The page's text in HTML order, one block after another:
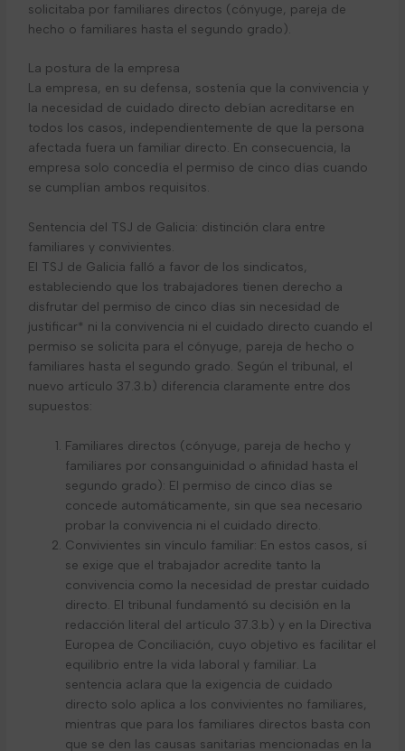
solicitaba por familiares directos (cónyuge, pareja de
hecho o familiares hasta el segundo grado).
La postura de la empresa
La empresa, en su defensa, sostenía que la convivencia y
la necesidad de cuidado directo debían acreditarse en
todos los casos, independientemente de que la persona
afectada fuera un familiar directo. En consecuencia, la
empresa solo concedía el permiso de cinco días cuando
se cumplían ambos requisitos.
Sentencia del TSJ de Galicia: distinción clara entre
familiares y convivientes.
El TSJ de Galicia falló a favor de los sindicatos,
estableciendo que los trabajadores tienen derecho a
disfrutar del permiso de cinco días sin necesidad de
justificar* ni la convivencia ni el cuidado directo cuando el
permiso se solicita para el cónyuge, pareja de hecho o
familiares hasta el segundo grado. Según el tribunal, el
nuevo artículo 37.3.b) diferencia claramente entre dos
supuestos:
Familiares directos (cónyuge, pareja de hecho y
familiares por consanguinidad o afinidad hasta el
segundo grado): El permiso de cinco días se
concede automáticamente, sin que sea necesario
probar la convivencia ni el cuidado directo.
Convivientes sin vínculo familiar: En estos casos, sí
se exige que el trabajador acredite tanto la
convivencia como la necesidad de prestar cuidado
directo. El tribunal fundamentó su decisión en la
redacción literal del artículo 37.3.b) y en la Directiva
Europea de Conciliación, cuyo objetivo es facilitar el
equilibrio entre la vida laboral y familiar. La
sentencia aclara que la exigencia de cuidado
directo solo aplica a los convivientes no familiares,
mientras que para los familiares directos basta con
que se den las causas sanitarias mencionadas en la